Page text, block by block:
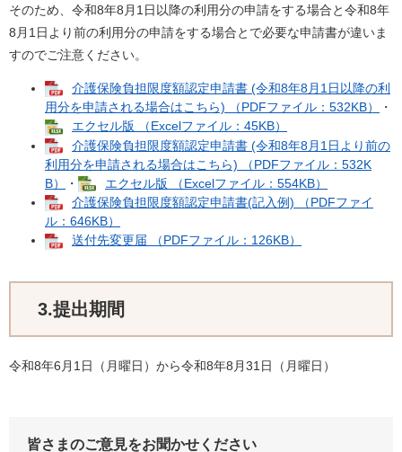
そのため、令和8年8月1日以降の利用分の申請をする場合と令和8年
8月1日より前の利用分の申請をする場合とで必要な申請書が違いま
すのでご注意ください。
介護保険負担限度額認定申請書 (令和8年8月1日以降の利
用分を申請される場合はこちら) （PDFファイル：532KB）
・
エクセル版 （Excelファイル：45KB）
介護保険負担限度額認定申請書 (令和8年8月1日より前の
利用分を申請される場合はこちら) （PDFファイル：532K
B）
・
エクセル版 （Excelファイル：554KB）
介護保険負担限度額認定申請書(記入例) （PDFファイ
ル：646KB）
送付先変更届 （PDFファイル：126KB）
3.提出期間
令和8年6月1日（月曜日）から令和8年8月31日（月曜日）
皆さまのご意見をお聞かせください